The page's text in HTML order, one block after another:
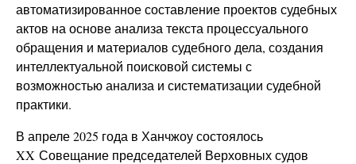
автоматизированное составление проектов судебных
актов на основе анализа текста процессуального
обращения и материалов судебного дела, создания
интеллектуальной поисковой системы с
возможностью анализа и систематизации судебной
практики.
В апреле 2025 года в Ханчжоу состоялось
XX Совещание председателей Верховных судов